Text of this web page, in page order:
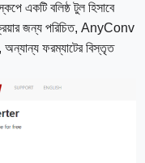
একটি বলিষ্ঠ টুল হিসাবে
জন্য পরিচিত, AnyConv
ফরম্যাটের বিস্তৃত